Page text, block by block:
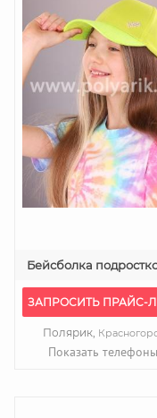
Бейсболка
ЗАПРОСИТЬ ПРАЙС-
Полярик,
Показать телефоны